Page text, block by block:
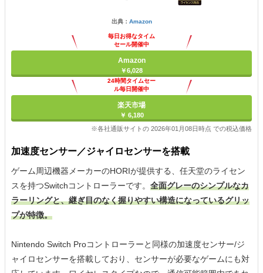
出典： Amazon
毎日お得なタイム
セール開催中
Amazon
￥6,028
24時間タイムセー
ル毎日開催中
楽天市場
￥ 6,180
※各社通販サイトの 2026年01月08日時点 での税込価格
加速度センサー／ジャイロセンサーを搭載
ゲーム周辺機器メーカーのHORIが提供する、任天堂のライセン
スを持つSwitchコントローラーです。 全面グレーのシンプルなカ
ラーリングと、継ぎ目のなく握りやすい構造になっているグリッ
プが特徴。
Nintendo Switch Proコントローラーと同様の加速度センサー/ジ
ャイロセンサーを搭載しており、センサーが必要なゲームにも対